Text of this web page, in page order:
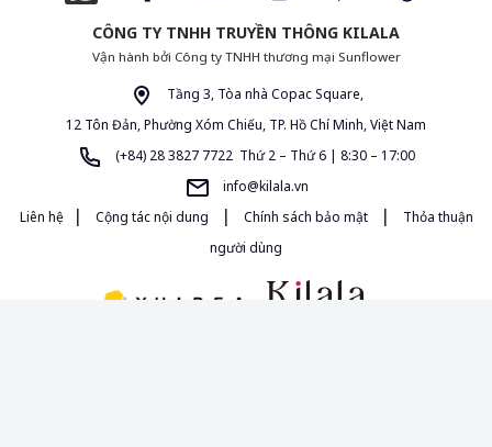
CÔNG TY TNHH TRUYỀN THÔNG KILALA
Vận hành bởi Công ty TNHH thương mại Sunflower
Tầng 3, Tòa nhà Copac Square,
12 Tôn Đản, Phường Xóm Chiếu, TP. Hồ Chí Minh, Việt Nam
(+84) 28 3827 7722 Thứ 2 – Thứ 6 | 8:30 – 17:00
info@kilala.vn
Liên hệ
| Cộng tác nội dung | Chính sách bảo mật |
Thỏa thuận
người dùng